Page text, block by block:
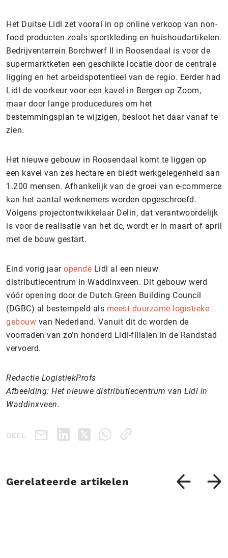
Het Duitse Lidl zet vooral in op online verkoop van non-
food producten zoals sportkleding en huishoudartikelen.
Bedrijventerrein Borchwerf II in Roosendaal is voor de
supermarktketen een geschikte locatie door de centrale
ligging en het arbeidspotentieel van de regio. Eerder had
Lidl de voorkeur voor een kavel in Bergen op Zoom,
maar door lange producedures om het
bestemmingsplan te wijzigen, besloot het daar vanaf te
zien.
Het nieuwe gebouw in Roosendaal komt te liggen op
een kavel van zes hectare en biedt werkgelegenheid aan
1.200 mensen. Afhankelijk van de groei van e-commerce
kan het aantal werknemers worden opgeschroefd.
Volgens projectontwikkelaar Delin, dat verantwoordelijk
is voor de realisatie van het dc, wordt er in maart of april
met de bouw gestart.
Eind vorig jaar opende Lidl al een nieuw
distributiecentrum in Waddinxveen. Dit gebouw werd
vóór opening door de Dutch Green Building Council
(DGBC) al bestempeld als meest duurzame logistieke
gebouw van Nederland. Vanuit dit dc worden de
voorraden van zo’n honderd Lidl-filialen in de Randstad
vervoerd.
Redactie LogistiekProfs
Afbeelding: Het nieuwe distributiecentrum van Lidl in
Waddinxveen.
DEEL
Gerelateerde artikelen